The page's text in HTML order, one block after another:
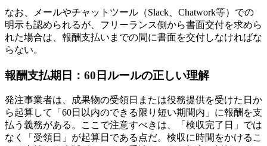
なお、メールやチャットツール（Slack、Chatwork等）での
明示も認められるが、フリーランス側から書面交付を求めら
れた場合は、報酬支払いまでの間に書面を交付しなければな
らない。
報酬支払期日：60日ルールの正しい理解
発注事業者は、成果物の受領日または役務提供を受けた日か
ら起算して「60日以内のできる限り短い期間内」に報酬を支
払う義務がある。ここで注意すべきは、「検収完了日」では
なく「受領日」が起算日である点だ。検収に時間をかけるこ